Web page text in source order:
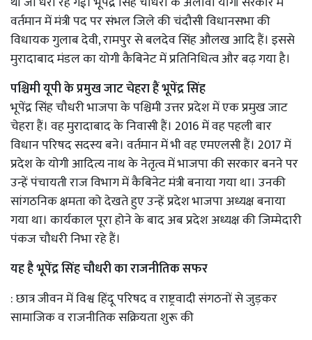
वर्तमान में मंत्री पद पर संभल जिले की चंदौसी विधानसभा की
विधायक गुलाब देवी, रामपुर से बलदेव सिंह औलख आदि हैं। इससे
मुरादाबाद मंडल का योगी कैबिनेट में प्रतिनिधित्व और बढ़ गया है।
पश्चिमी यूपी के प्रमुख जाट चेहरा हैं भूपेंद्र सिंह
भूपेंद्र सिंह चौधरी भाजपा के पश्चिमी उत्तर प्रदेश में एक प्रमुख जाट
चेहरा हैं। वह मुरादाबाद के निवासी हैं। 2016 में वह पहली बार
विधान परिषद सदस्य बने। वर्तमान में भी वह एमएलसी हैं। 2017 में
प्रदेश के योगी आदित्य नाथ के नेतृत्व में भाजपा की सरकार बनने पर
उन्हें पंचायती राज विभाग में कैबिनेट मंत्री बनाया गया था। उनकी
सांगठनिक क्षमता को देखते हुए उन्हें प्रदेश भाजपा अध्यक्ष बनाया
गया था। कार्यकाल पूरा होने के बाद अब प्रदेश अध्यक्ष की जिम्मेदारी
पंकज चौधरी निभा रहे हैं।
यह है भूपेंद्र सिंह चौधरी का राजनीतिक सफर
: छात्र जीवन में विश्व हिंदू परिषद व राष्ट्रवादी संगठनों से जुड़कर
सामाजिक व राजनीतिक सक्रियता शुरू की